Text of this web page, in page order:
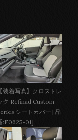
【装着写真】クロストレ
ク Refinad Custom
シートカバー [品
:F0625-01]